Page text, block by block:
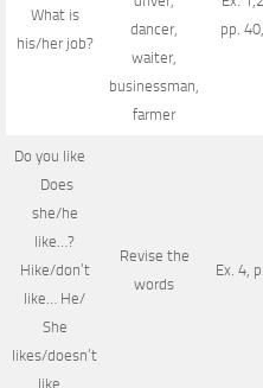
What is
his/her job?
dancer,
waiter,
businessman,
farmer
pp.
Do you like
Does
she/he
like…?
Hike/don’t
like… He/
She
likes/doesn’t
like…
Revise the
words
Ex. 4,